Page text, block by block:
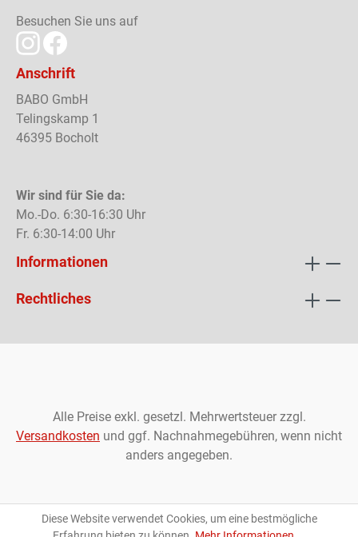
Besuchen Sie uns auf
Anschrift
BABO GmbH
Telingskamp 1
46395 Bocholt
Wir sind für Sie da:
Mo.-Do. 6:30-16:30 Uhr
Fr. 6:30-14:00 Uhr
Informationen
Rechtliches
Alle Preise exkl. gesetzl. Mehrwertsteuer zzgl.
Versandkosten und ggf. Nachnahmegebühren, wenn nicht
anders angegeben.
Diese Website verwendet Cookies, um eine bestmögliche